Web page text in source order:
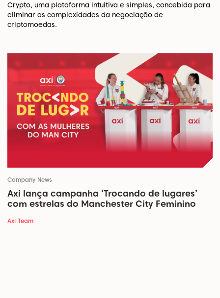
Crypto, uma plataforma intuitiva e simples, concebida para
eliminar as complexidades da negociação de
criptomoedas.
Company News
Axi lança campanha ‘Trocando de lugares’
com estrelas do Manchester City Feminino
Axi Team